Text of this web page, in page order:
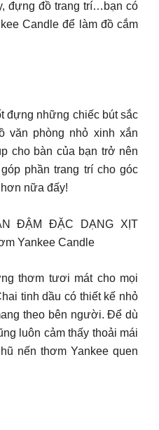
đựng đồ trang trí…bạn có
Candle để làm đồ cắm
đựng những chiếc bút sắc
văn phòng nhỏ xinh xắn
cho bàn của bạn trở nên
phần trang trí cho góc
nữa đấy!
ĐẬM ĐẶC DẠNG XỊT
Yankee Candle
thơm tươi mát cho mọi
tinh dầu có thiết kế nhỏ
theo bên người. Để dù
luôn cảm thấy thoải mái
nến thơm Yankee quen